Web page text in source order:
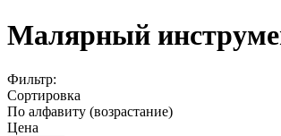
Малярный
Фильтр:
Сортировка
По алфавиту (возрастание)
Цена